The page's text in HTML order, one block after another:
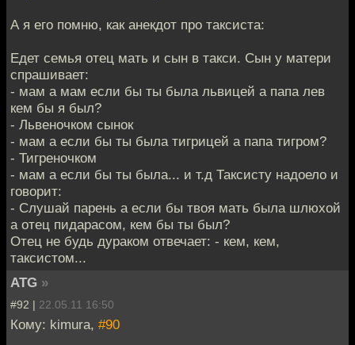
А я его помню, как анекдот про таксиста:
Едет семья отец мать и сын в такси. Сын у матери
спрашивает:
- мам а мам если бы ты была львицей а папа лев
кем бы я был?
- Львеночком сынок
- мам а если бы ты была тигрицей а папа тигром?
- Тигреночком
- мам а если бы ты была... и т.д Таксисту надоело и
говорит:
- Слушай парень а если бы твоя мать была шлюхой
а отец пидарасом, кем бы ты был?
Отец не будь дураком отвечает: - кем, кем,
таксистом...
ATG »
#92 | 22.05.11 16:50
Кому: kimura, #90